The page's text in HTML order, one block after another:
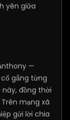
yên giữa
—
gắng từng
đồng thời
mạng xã
gửi lời chia